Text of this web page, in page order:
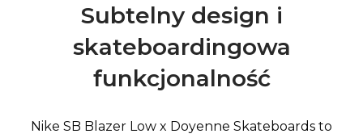
Subtelny design i
skateboardingowa
funkcjonalność
Nike SB Blazer Low x Doyenne Skateboards to